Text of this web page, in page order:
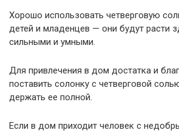
Хорошо использовать четверговую
детей и младенцев — они будут расти
сильными и умными.
Для привлечения в дом достатка и
поставить солонку с четверговой
держать ее полной.
Если в дом приходит человек с